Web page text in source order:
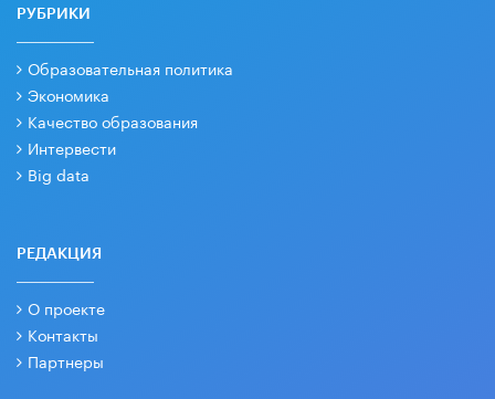
РУБРИКИ
Образовательная политика
Экономика
Качество образования
Интервести
Big data
РЕДАКЦИЯ
О проекте
Контакты
Партнеры